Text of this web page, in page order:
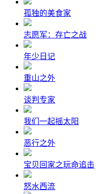
孤独的美食家
志愿军：存亡之战
年少日记
重山之外
谈判专家
我们一起摇太阳
恶行之外
宝贝回家之玩命追击
怒水西流